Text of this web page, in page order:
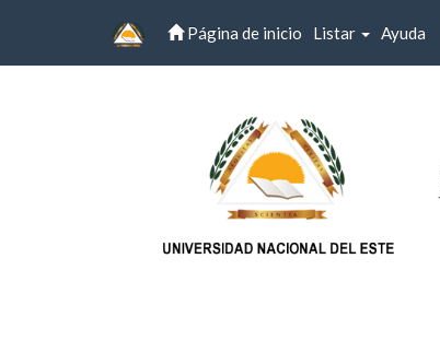
Página de inicio Listar Ayuda